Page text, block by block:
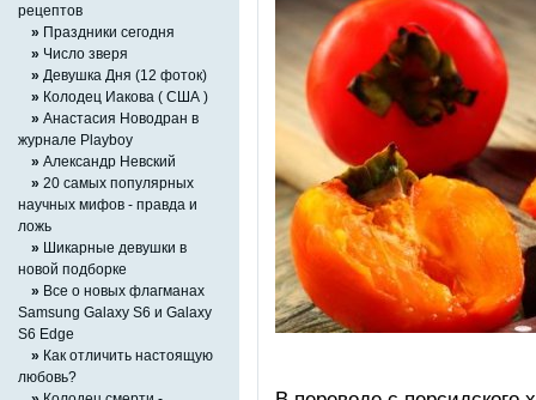
рецептов
» Праздники сегодня
» Число зверя
» Девушка Дня (12 фоток)
» Колодец Иакова ( США )
» Анастасия Новодран в
журнале Playboy
» Александр Невский
» 20 самых популярных
научных мифов - правда и
ложь
» Шикарные девушки в
новой подборке
» Все о новых флагманах
Samsung Galaxy S6 и Galaxy
S6 Edge
» Как отличить настоящую
любовь?